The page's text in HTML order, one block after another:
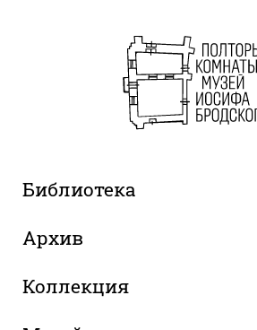
Библиотека
Архив
Коллекция